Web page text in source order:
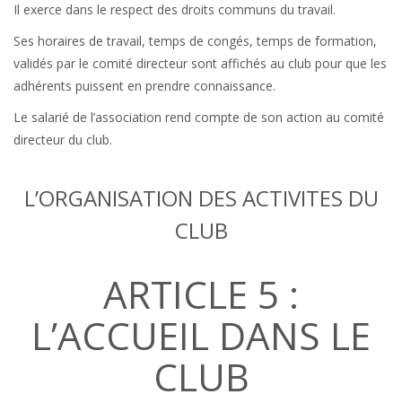
Il exerce dans le respect des droits communs du travail.
Ses horaires de travail, temps de congés, temps de formation,
validés par le comité directeur sont affichés au club pour que les
adhérents puissent en prendre connaissance.
Le salarié de l’association rend compte de son action au comité
directeur du club.
L’ORGANISATION DES ACTIVITES DU
CLUB
ARTICLE 5 :
L’ACCUEIL DANS LE
CLUB